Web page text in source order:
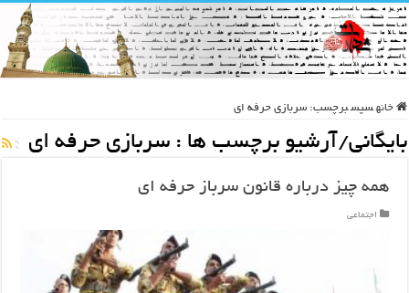
خانه سپس برچسب: سربازی حرفه ای
بایگانی/آرشیو برچسب ها : سربازی حرفه ای
همه چیز درباره قانون سرباز حرفه ای
اجتماعی